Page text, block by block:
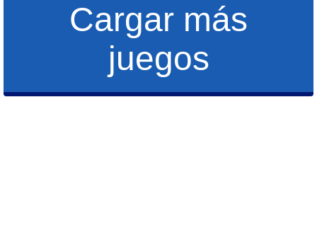
Cargar más
juegos